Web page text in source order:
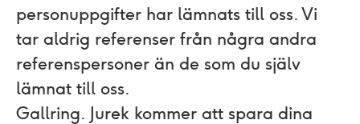
personuppgifter har lämnats till oss. Vi
tar aldrig referenser från några andra
referenspersoner än de som du själv
lämnat till oss.
Gallring. Jurek kommer att spara dina